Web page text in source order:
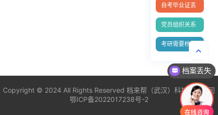
自考毕业证丢
失补办
党员组织关系
转移
考研需要档案
Copyright © 2024 All Rights Reserved 档来帮（武汉）科技有限公司
鄂ICP备2022017238号-2
档案丢失